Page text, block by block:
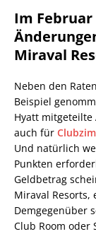
Im Februar
Miraval
Neben den
Beispiel
Hyatt
auch für
Und natürlich
Punkten
Geldbetrag
Miraval Resorts,
Demgegenüber
Club Room